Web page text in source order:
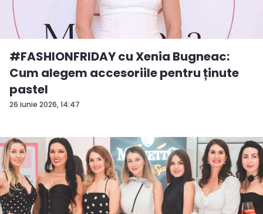
26 iunie 2026, 14:47
#FASHIONFRIDAY cu Xenia Bugneac:
Cum alegem accesoriile pentru ținute
pastel